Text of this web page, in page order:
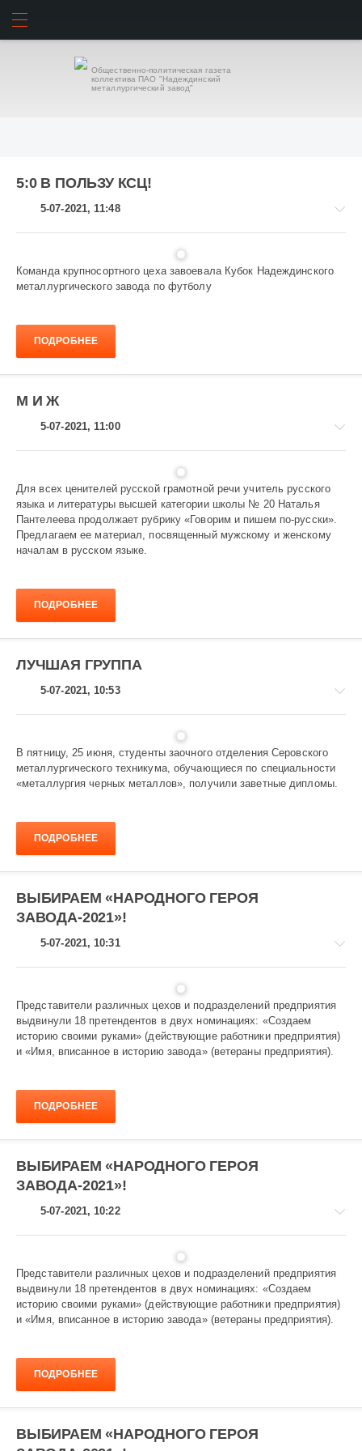
Общественно-политическая газета
коллектива ПАО "Надеждинский
металлургический завод"
5:0 В ПОЛЬЗУ КСЦ!
5-07-2021, 11:48
Команда крупносортного цеха завоевала Кубок Надеждинского
металлургического завода по футболу
ПОДРОБНЕЕ
М И Ж
5-07-2021, 11:00
Говорим
и
пишем
027
Для всех ценителей русской грамотной речи учитель русского
языка и литературы высшей категории школы № 20 Наталья
Пантелеева продолжает рубрику «Говорим и пишем по-русски».
Предлагаем ее материал, посвященный мужскому и женскому
началам в русском языке.
ПОДРОБНЕЕ
ЛУЧШАЯ ГРУППА
5-07-2021, 10:53
Общество
В пятницу, 25 июня, студенты заочного отделения Серовского
металлургического техникума, обучающиеся по специальности
«металлургия черных металлов», получили заветные дипломы.
ПОДРОБНЕЕ
ВЫБИРАЕМ «НАРОДНОГО ГЕРОЯ
ЗАВОДА-2021»!
5-07-2021, 10:31
Народный
герой
Представители различных цехов и подразделений предприятия
выдвинули 18 претендентов в двух номинациях: «Создаем
историю своими руками» (действующие работники предприятия)
и «Имя, вписанное в историю завода» (ветераны предприятия).
ПОДРОБНЕЕ
ВЫБИРАЕМ «НАРОДНОГО ГЕРОЯ
ЗАВОДА-2021»!
5-07-2021, 10:22
Народный
герой
Представители различных цехов и подразделений предприятия
выдвинули 18 претендентов в двух номинациях: «Создаем
историю своими руками» (действующие работники предприятия)
и «Имя, вписанное в историю завода» (ветераны предприятия).
ПОДРОБНЕЕ
ВЫБИРАЕМ «НАРОДНОГО ГЕРОЯ